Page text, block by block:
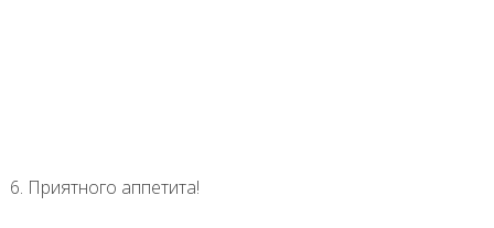
6. Приятного аппетита!